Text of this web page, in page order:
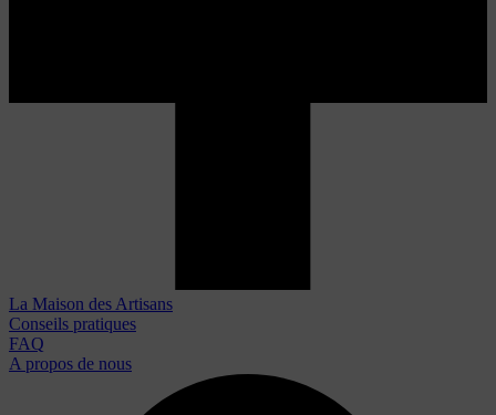
La Maison des Artisans
Conseils pratiques
FAQ
A propos de nous